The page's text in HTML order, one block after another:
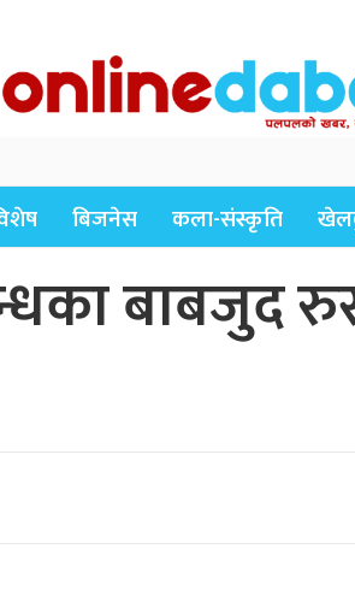
बिजनेस कला-संस्कृति
बाबजुद